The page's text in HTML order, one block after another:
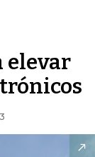
elevar